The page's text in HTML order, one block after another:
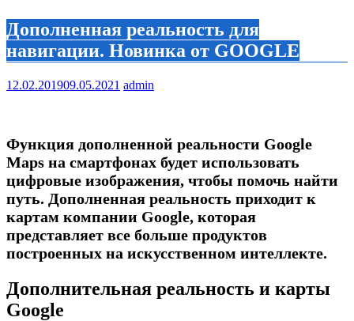
Дополненная реальность для
навигации. Новинка от GOOGLE
12.02.201909.05.2021 admin
Функция дополненной реальности Google
Maps на смартфонах будет использовать
цифровые изображения, чтобы помочь найти
путь. Дополненная реальность приходит к
картам компании Google, которая
представляет все больше продуктов
построенных на искусственном интеллекте.
Дополнительная реальность и карты
Google